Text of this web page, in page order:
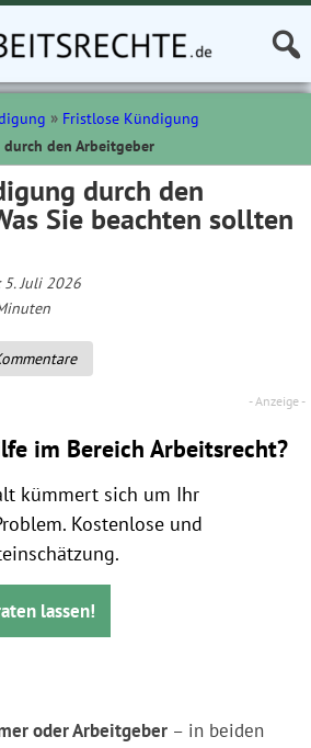
Fristlose Kündigung
den Arbeitgeber
durch den
Sie beachten sollten
Juli 2026
im Bereich Arbeitsrecht?
kümmert sich um Ihr
Kostenlose und
lassen!
oder Arbeitgeber – in beiden